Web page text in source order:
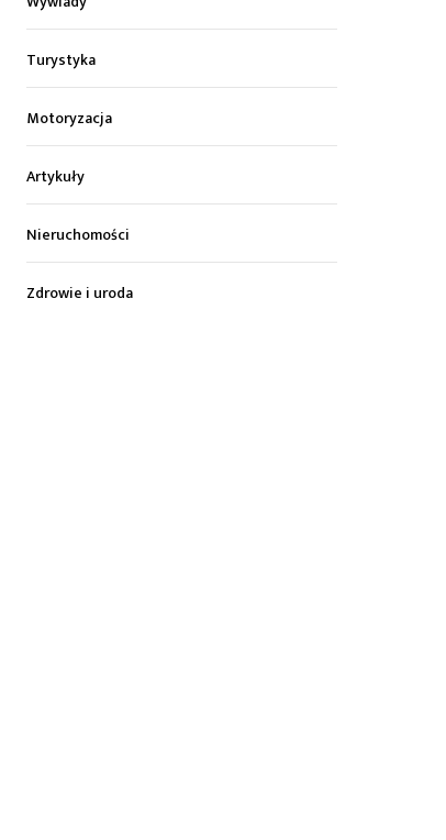
Turystyka
Motoryzacja
Artykuły
Nieruchomości
Zdrowie i uroda